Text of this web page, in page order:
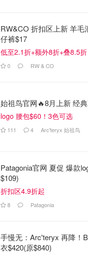
RW&CO 折扣区上新 羊毛
仔裤$17
低至2.1折+额外8折+叠8.5折
0 RW & CO
始祖鸟官网🔥8月上新 经
logo 腰包$60！3色可选
111 4 Arc'teryx 始祖鸟
Patagonia官网 夏促 爆款
$109)
折扣区4.9折起
8 Patagonia
手慢无：Arc'teryx 再降！
衣$420(原$840)